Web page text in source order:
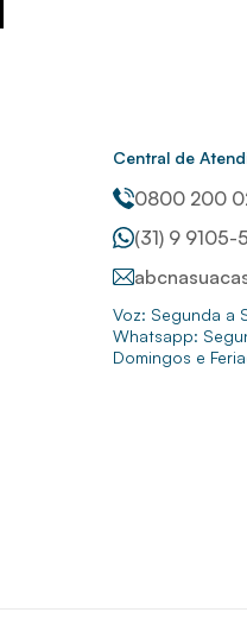
Central de
0800 200
(31) 9 9105-
Voz: Segunda a
Whatsapp:
Domingos e